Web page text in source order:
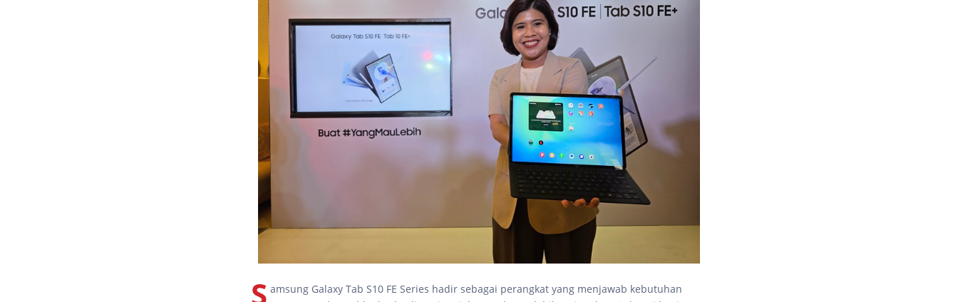
S amsung Galaxy Tab S10 FE Series hadir sebagai perangkat yang menjawab kebutuhan